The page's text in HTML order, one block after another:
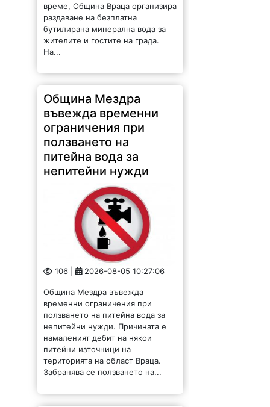
раздаване на безплатна
бутилирана минерална вода за
жителите и гостите на града.
На...
Община Мездра
въвежда временни
ограничения при
ползването на
питейна вода за
непитейни нужди
106 | 2026-08-05 10:27:06
Община Мездра въвежда
временни ограничения при
ползването на питейна вода за
непитейни нужди. Причината е
намаленият дебит на някои
питейни източници на
територията на област Враца.
Забранява се ползването на...